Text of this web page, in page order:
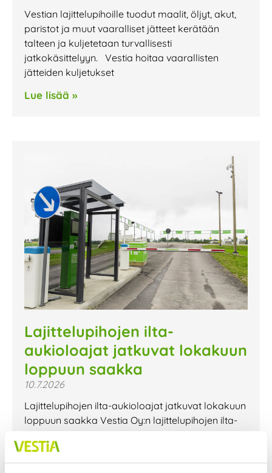
Vestian lajittelupihoille tuodut maalit, öljyt, akut,
paristot ja muut vaaralliset jätteet kerätään
talteen ja kuljetetaan turvallisesti
jatkokäsittelyyn. Vestia hoitaa vaarallisten
jätteiden kuljetukset
Lue lisää »
Lajittelupihojen ilta-
aukioloajat jatkuvat lokakuun
loppuun saakka
10.7.2026
Lajittelupihojen ilta-aukioloajat jatkuvat lokakuun
loppuun saakka Vestia Oy:n lajittelupihojen ilta-
Jokaisella lajittelupihalla pääsee vähintään
kerran viikossa